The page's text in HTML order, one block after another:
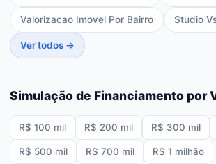
Valorizacao Imovel Por Bairro Studio
Ver todos →
Simulação de Financiamento por
R$ 100 mil R$ 200 mil R$ 300 mil
R$ 500 mil R$ 700 mil R$ 1 milhão